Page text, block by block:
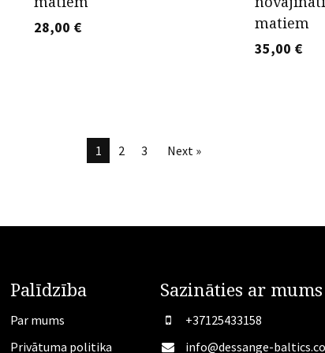
28,00 €
matiem
35,00 €
1 2 3 Next »
Palīdzība
Par mums
Privātuma politika
Sazināties ar mums
+37125433158
info@dessange-